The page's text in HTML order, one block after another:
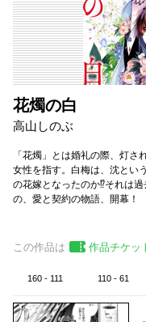
花燭の白
高山しのぶ
「花燭」とは婚礼の際、灯
女性を指す。白梅は、沈とい
の花嫁となったのか⁉それは
の、愛と契約の物語、開幕！
この作品は 作品チケッ
160 - 111 110 - 61